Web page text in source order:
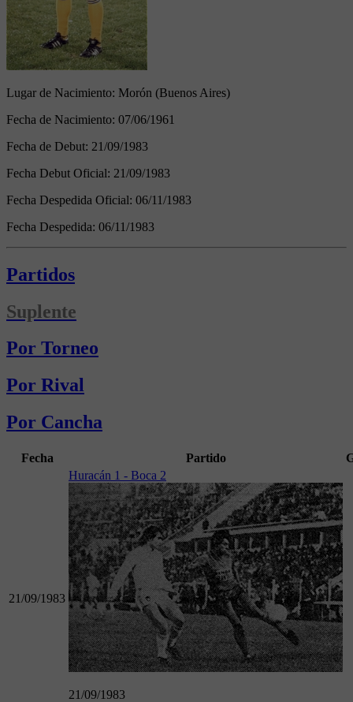
Lugar de Nacimiento: Morón (Buenos Aires)
Fecha de Nacimiento: 07/06/1961
Fecha de Debut: 21/09/1983
Fecha Debut Oficial: 21/09/1983
Fecha Despedida Oficial: 06/11/1983
Fecha Despedida: 06/11/1983
Partidos
Suplente
Por Torneo
Por Rival
Por Cancha
Fecha Partido
21/09/1983
Huracán 1 - Boca 2
21/09/1983